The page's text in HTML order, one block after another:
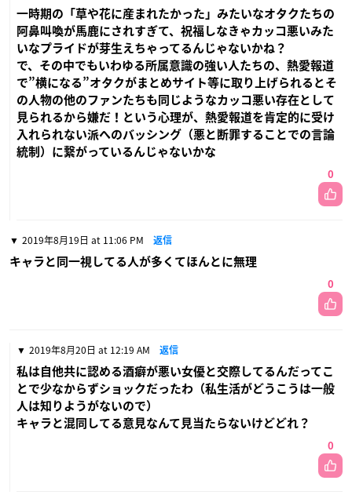
一時期の「草や花に産まれたかった」みたいなオタクたちの
阿鼻叫喚が馬鹿にされすぎて、祝福しなきゃカッコ悪いみた
いなプライドが芽生えちゃってるんじゃないかね？
で、その中でもいわゆる所属意識の強い人たちの、熱愛報道
で”横になる”オタクがまとめサイト等に取り上げられるとそ
の人物の他のファンたちも同じようなカッコ悪い存在として
見られるから嫌だ！という心理が、熱愛報道を肯定的に受け
入れられない派へのバッシング（悪と断罪することでの言論
統制）に繋がっているんじゃないかな
0
2019年8月19日 at 11:06 PM 返信
キャラと同一視してる人が多くてほんとに無理
0
2019年8月20日 at 12:19 AM 返信
私は自他共に認める酒癖が悪い女優と交際してるんだってこ
とで少なからずショックだったわ（私生活がどうこうは一般
人は知りようがないので）
キャラと混同してる意見なんて見当たらないけどどれ？
0